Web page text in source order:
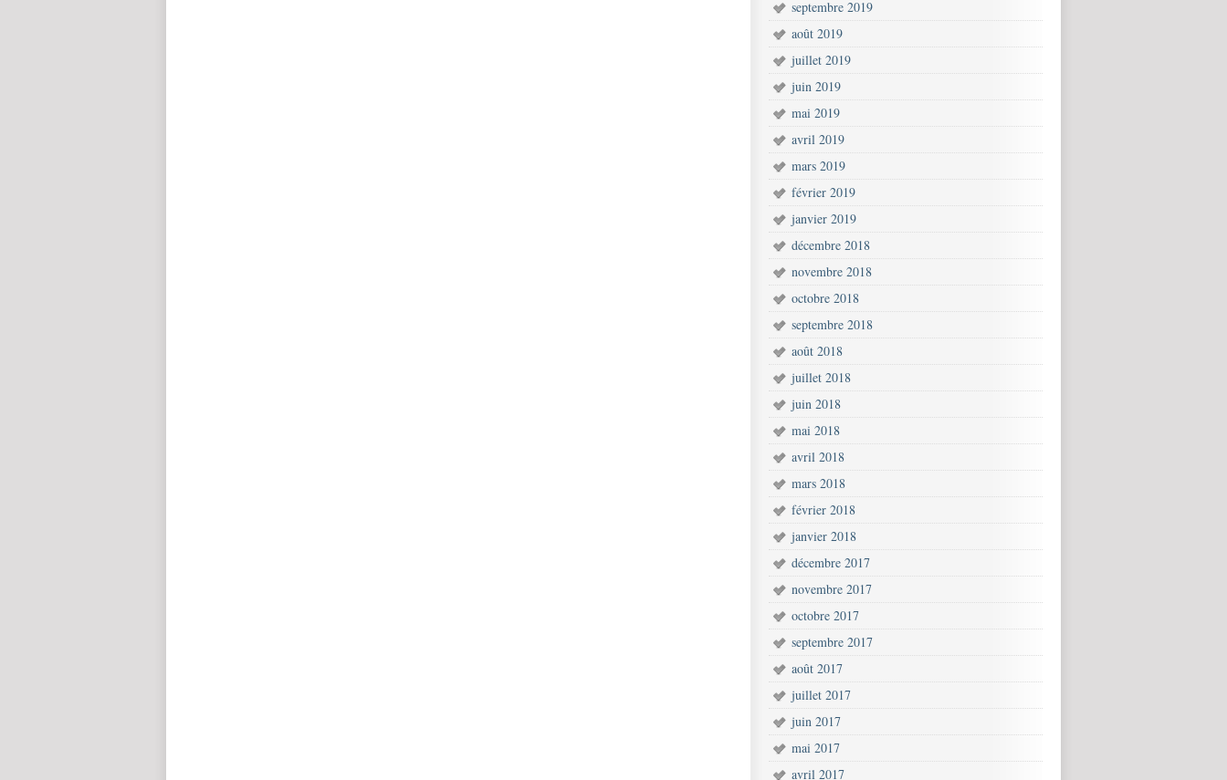
septembre 2019
août 2019
juillet 2019
juin 2019
mai 2019
avril 2019
mars 2019
février 2019
janvier 2019
décembre 2018
novembre 2018
octobre 2018
septembre 2018
août 2018
juillet 2018
juin 2018
mai 2018
avril 2018
mars 2018
février 2018
janvier 2018
décembre 2017
novembre 2017
octobre 2017
septembre 2017
août 2017
juillet 2017
juin 2017
mai 2017
avril 2017